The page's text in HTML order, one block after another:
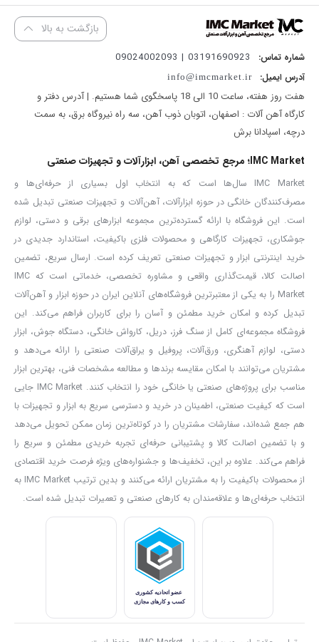
دارای کلید پاور با قابلیت دیمر گازی
دارای کلید و بلبرینگ های ضد غبار
دریل پیچ گوشتی برقی آروا مدل ۵۳۵۰
دارای سه نظام اتومات به سایز ۱۰
میلی متر است و می توان از آن برای دریل کاری نیز استفاده کرد. این
گوشتی برقی
با توان ۲۸۰ وات جز ابزار های کاربردی در مشاغل مختلف
است و قابلیت سوراخکاری ۱۰ میلی متر در فلز و ۲۶ میلی متر را در چوب
دارد.
این مدل از دریل پیچ گوشتی های آروا دارای دیمر گازی بوده و در آن از
سیستم ترکمتر (حلقه تنظیم گشتاور) استفاده شده است که در ادامه به
بررسی بیشتر این دو قابلیت خواهیم پرداخت. همچنین استفاده از کلید
های ضد گرد و غبار باعث افزایش کارایی و بالا رفتن طول عمر دریل
۵۳۵۰می شود.
موتور
دریل مدل ۵۳۵۰ آروا
۲۸۰ وات، تک سرعته و بسیار قوی است.
سرعت بی باری این دستگاه صفر تا ۷۵۰ دور بر دقیقه است. آرمیچر موتور
در این دستگاه نخ بندی شده است و موجب حفظ فرم موتور در دور بالا
می شود. این ویژگی از ورود گرد و غبار به داخل موتور نیز جلوگیری می
کند.
تمام کلیدهای استفاده شده در دستگاه ضد گرد و غبار می باشند تا طول
عمر دستگاه بیشتر شود.پیچ گوشتی برقی ۵۳۵۰
دارای ۲ کلید است؛
یکی کلید پاور و دیگری کلید تغییر جهت چرخش. در ادامه کاربرد و ویژگی
هر کدام را معرفی می کنیم.
دریل پیچ گوشتی برقی آروا ۵۳۵۰
است و شما می توانید سرعت این دستگاه را توسط همین کلید کنترل
کنید. اگر این مدل را ازآروا
خریداری کردید به این قابلیت توجه داشته
بازگشت به بالا
شماره تماس: 03191690923 | 09024002093
آدرس ایمیل: info@imcmarket.ir
هفت روز هفته، ساعت 10 الی 18 پاسخگوی شما هستیم. | آدرس دفتر و
کارگاه آهن آلات : اصفهان، اتوبان ذوب آهن، سه راه نیروگاه برق، به سمت
درچه، اسپادانا برش
IMC Market؛ مرجع تخصصی آهن، ابزارآلات و تجهیزات صنعتی
IMC Market سال‌ها است که به انتخاب اول بسیاری از حرفه‌ای‌ها و
مصرف‌کنندگان خانگی در حوزه ابزارآلات، آهن‌آلات و تجهیزات صنعتی تبدیل شده
است. این فروشگاه با ارائه گسترده‌ترین مجموعه ابزارهای برقی و دستی، لوازم
جوشکاری، تجهیزات کارگاهی و محصولات فلزی باکیفیت، استاندارد جدیدی در
خرید اینترنتی ابزار و تجهیزات صنعتی تعریف کرده است. ارسال سریع، تضمین
اصالت کالا، قیمت‌گذاری واقعی و مشاوره تخصصی، خدماتی است که IMC
Market را به یکی از معتبرترین فروشگاه‌های آنلاین ایران در حوزه ابزار و آهن‌آلات
تبدیل کرده و امکان خرید مطمئن و آسان را برای کاربران فراهم می‌کند. این
فروشگاه مجموعه‌ای کامل از سنگ فرز، دریل، کارواش خانگی، دستگاه جوش، ابزار
دستی، لوازم آهنگری، ورق‌آلات، پروفیل و یراق‌آلات صنعتی را ارائه می‌دهد و
مشتریان می‌توانند با امکان مقایسه برندها و مطالعه مشخصات فنی، بهترین ابزار
مناسب برای پروژه‌های صنعتی یا خانگی خود را انتخاب کنند. IMC Market جایی
است که کیفیت صنعتی، اطمینان در خرید و دسترسی سریع به ابزار و تجهیزات با
هم جمع شده‌اند، سفارشات مشتریان را در کوتاه‌ترین زمان ممکن تحویل می‌دهد
و با تضمین اصالت کالا و پشتیبانی حرفه‌ای تجربه خریدی مطمئن و سریع را
فراهم می‌کند. علاوه بر این، تخفیف‌ها و جشنواره‌های ویژه فرصت خرید اقتصادی
از محصولات باکیفیت را به مشتریان ارائه می‌کنند و بدین ترتیب IMC Market به
انتخاب حرفه‌ای‌ها و علاقه‌مندان به کارهای صنعتی و تعمیرات تبدیل شده است.